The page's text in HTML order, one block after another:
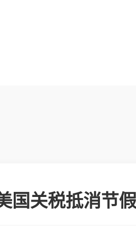
国关税抵消节